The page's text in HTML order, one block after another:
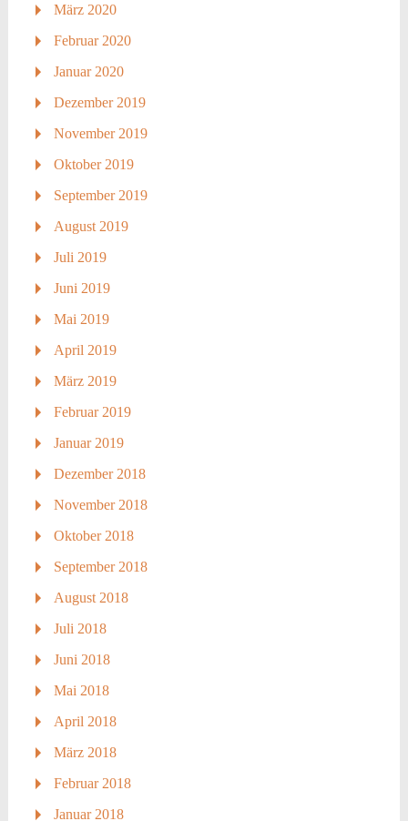
März 2020
Februar 2020
Januar 2020
Dezember 2019
November 2019
Oktober 2019
September 2019
August 2019
Juli 2019
Juni 2019
Mai 2019
April 2019
März 2019
Februar 2019
Januar 2019
Dezember 2018
November 2018
Oktober 2018
September 2018
August 2018
Juli 2018
Juni 2018
Mai 2018
April 2018
März 2018
Februar 2018
Januar 2018